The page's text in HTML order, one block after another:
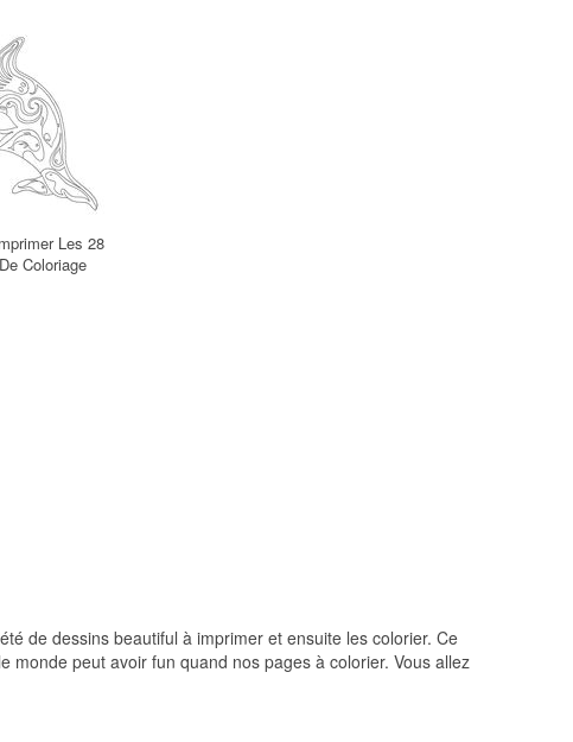
Les 28
Coloriage
de dessins beautiful à imprimer et ensuite les colorier. Ce
monde peut avoir fun quand nos pages à colorier. Vous allez